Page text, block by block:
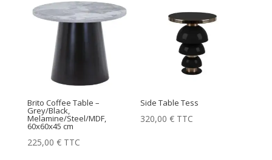
Brito Coffee Table –
Grey/Black,
Melamine/Steel/MDF,
60x60x45 cm
225,00 € TTC
Side Table Tess
320,00€ TTC